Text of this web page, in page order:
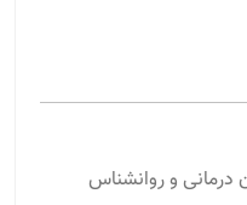
و روانشناس